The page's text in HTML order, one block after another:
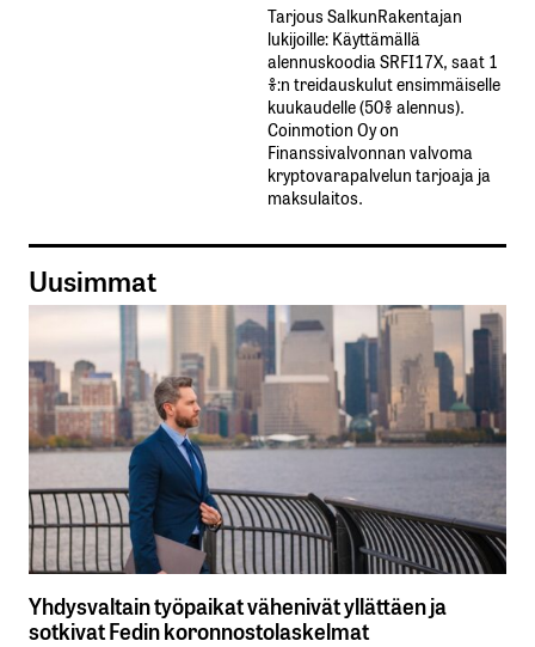
Tarjous SalkunRakentajan
lukijoille: Käyttämällä​ ​
alennuskoodia​ ​SRFI17X,​ ​saat​ ​1
%:n treidauskulut​ ​ensimmäiselle​ ​
kuukaudelle​ ​(50%​ ​alennus).
Coinmotion Oy on
Finanssivalvonnan valvoma
kryptovarapalvelun tarjoaja ja
maksulaitos.
Uusimmat
Yhdysvaltain työpaikat vähenivät yllättäen ja
sotkivat Fedin koronnostolaskelmat